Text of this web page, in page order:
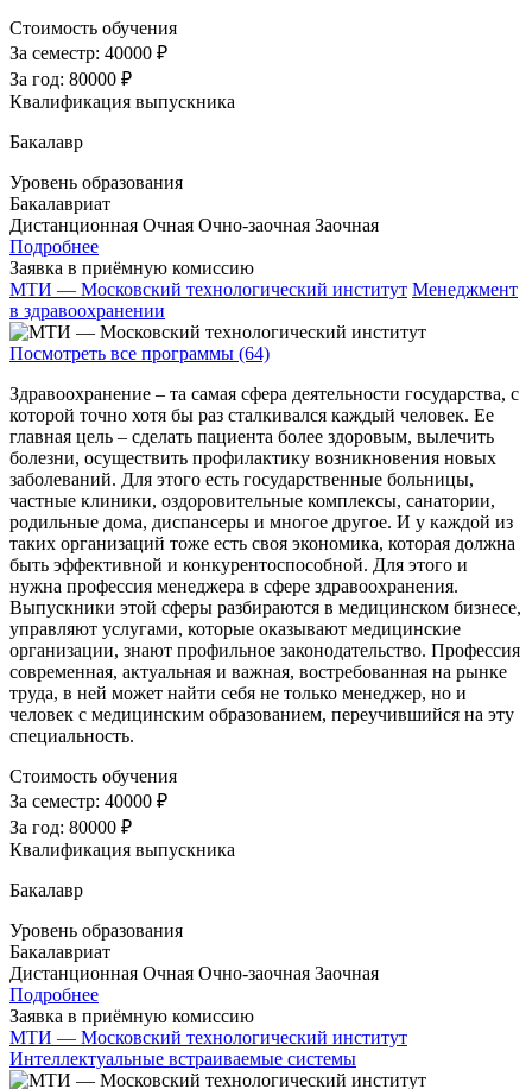
Стоимость обучения
За семестр: 40000 ₽
За год: 80000 ₽
Квалификация выпускника
Бакалавр
Уровень образования
Бакалавриат
Дистанционная Очная Очно-заочная Заочная
Подробнее
Заявка в приёмную комиссию
МТИ — Московский технологический институт Менеджмент
в здравоохранении
Посмотреть все программы (64)
Здравоохранение – та самая сфера деятельности государства, с
которой точно хотя бы раз сталкивался каждый человек. Ее
главная цель – сделать пациента более здоровым, вылечить
болезни, осуществить профилактику возникновения новых
заболеваний. Для этого есть государственные больницы,
частные клиники, оздоровительные комплексы, санатории,
родильные дома, диспансеры и многое другое. И у каждой из
таких организаций тоже есть своя экономика, которая должна
быть эффективной и конкурентоспособной. Для этого и
нужна профессия менеджера в сфере здравоохранения.
Выпускники этой сферы разбираются в медицинском бизнесе,
управляют услугами, которые оказывают медицинские
организации, знают профильное законодательство. Профессия
современная, актуальная и важная, востребованная на рынке
труда, в ней может найти себя не только менеджер, но и
человек с медицинским образованием, переучившийся на эту
специальность.
Стоимость обучения
За семестр: 40000 ₽
За год: 80000 ₽
Квалификация выпускника
Бакалавр
Уровень образования
Бакалавриат
Дистанционная Очная Очно-заочная Заочная
Подробнее
Заявка в приёмную комиссию
МТИ — Московский технологический институт
Интеллектуальные встраиваемые системы